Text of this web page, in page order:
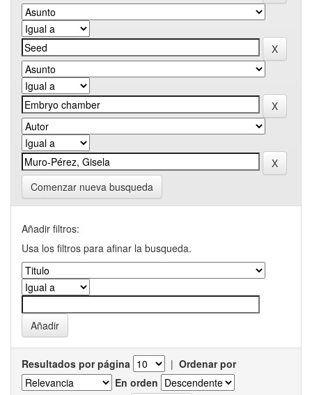
Comenzar nueva busqueda
Añadir filtros:
Usa los filtros para afinar la busqueda.
Resultados por página | Ordenar por
En orden